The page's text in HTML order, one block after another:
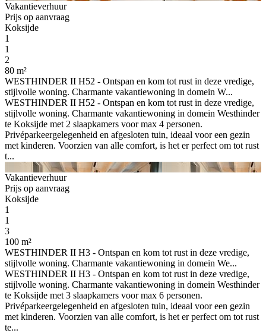
Vakantieverhuur
Prijs op aanvraag
Koksijde
1
1
2
80 m²
WESTHINDER II H52 - Ontspan en kom tot rust in deze vredige,
stijlvolle woning. Charmante vakantiewoning in domein W...
WESTHINDER II H52 - Ontspan en kom tot rust in deze vredige,
stijlvolle woning. Charmante vakantiewoning in domein Westhinder
te Koksijde met 2 slaapkamers voor max 4 personen.
Privéparkeergelegenheid en afgesloten tuin, ideaal voor een gezin
met kinderen. Voorzien van alle comfort, is het er perfect om tot rust
t...
Vakantieverhuur
Prijs op aanvraag
Koksijde
1
1
3
100 m²
WESTHINDER II H3 - Ontspan en kom tot rust in deze vredige,
stijlvolle woning. Charmante vakantiewoning in domein We...
WESTHINDER II H3 - Ontspan en kom tot rust in deze vredige,
stijlvolle woning. Charmante vakantiewoning in domein Westhinder
te Koksijde met 3 slaapkamers voor max 6 personen.
Privéparkeergelegenheid en afgesloten tuin, ideaal voor een gezin
met kinderen. Voorzien van alle comfort, is het er perfect om tot rust
te...